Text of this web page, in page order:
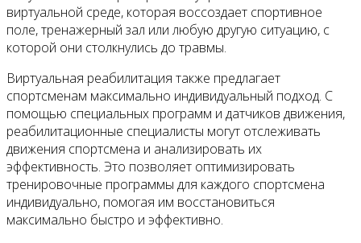
виртуальной среде, которая воссоздает спортивное
поле, тренажерный зал или любую другую ситуацию, с
которой они столкнулись до травмы.
Виртуальная реабилитация также предлагает
спортсменам максимально индивидуальный подход. С
помощью специальных программ и датчиков движения,
реабилитационные специалисты могут отслеживать
движения спортсмена и анализировать их
эффективность. Это позволяет оптимизировать
тренировочные программы для каждого спортсмена
индивидуально, помогая им восстановиться
максимально быстро и эффективно.